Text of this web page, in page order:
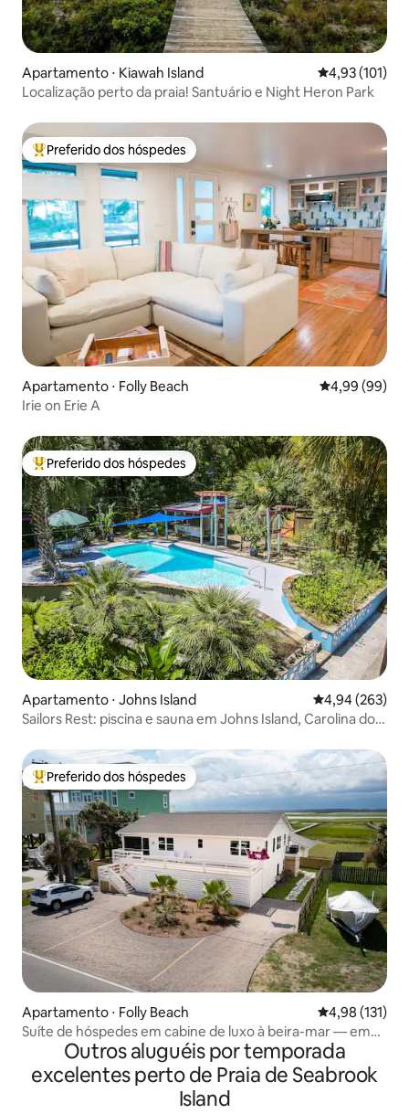
Apartamento ⋅ Kiawah Island 4,93 de uma
4,93 (101)
Localização perto da praia! Santuário e Night Heron Park
Entre os melhores preferidos dos hóspedes
Preferido dos hóspedes
Apartamento ⋅ Folly Beach 4,99 de uma
4,99 (99)
Irie on Erie A
Entre os melhores preferidos dos hóspedes
Preferido dos hóspedes
Apartamento ⋅ Johns Island 4,94 de uma
4,94 (263)
Sailors Rest: piscina e sauna em Johns Island, Carolina do
Entre os melhores preferidos dos hóspedes
Preferido dos hóspedes
Apartamento ⋅ Folly Beach 4,98 de uma
4,98 (131)
Suíte de hóspedes em cabine de luxo à beira-mar — em
frente à praia
Outros aluguéis por temporada
excelentes perto de Praia de Seabrook
Island